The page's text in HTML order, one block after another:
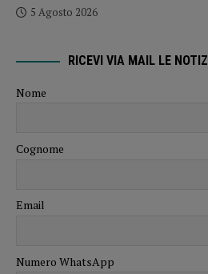
5 Agosto 2026
RICEVI VIA MAIL LE
Nome
Cognome
Email
Numero WhatsApp